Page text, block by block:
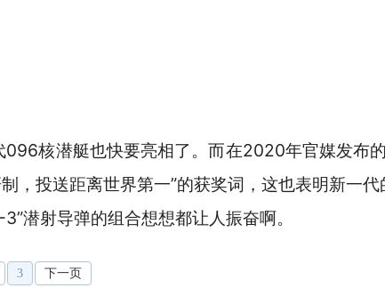
核潜艇也快要亮相了。而在2020年官媒发布
，投送距离世界第一”的获奖词，这也表明新一代
潜射导弹的组合想想都让人振奋啊。
3 下一页